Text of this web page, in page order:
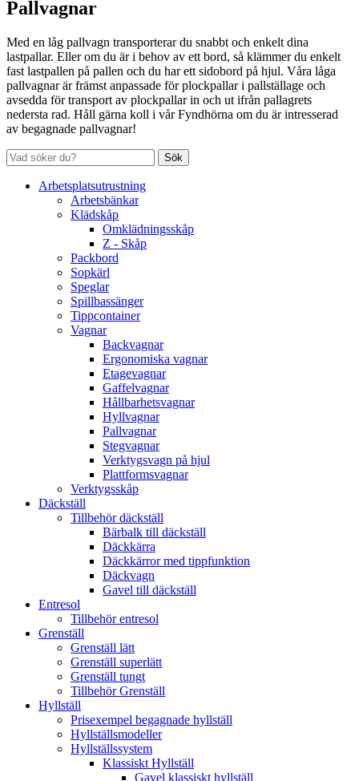
Pallvagnar
Med en låg pallvagn transporterar du snabbt och enkelt dina
lastpallar. Eller om du är i behov av ett bord, så klämmer du enkelt
fast lastpallen på pallen och du har ett sidobord på hjul. Våra låga
pallvagnar är främst anpassade för plockpallar i pallställage och
avsedda för transport av plockpallar in och ut ifrån pallagrets
nedersta rad. Håll gärna koll i vår Fyndhörna om du är intresserad
av begagnade pallvagnar!
Sök
Arbetsplatsutrustning
Arbetsbänkar
Klädskåp
Omklädningsskåp
Z - Skåp
Packbord
Sopkärl
Speglar
Spillbassänger
Tippcontainer
Vagnar
Backvagnar
Ergonomiska vagnar
Etagevagnar
Gaffelvagnar
Hållbarhetsvagnar
Hyllvagnar
Pallvagnar
Stegvagnar
Verktygsvagn på hjul
Plattformsvagnar
Verktygsskåp
Däckställ
Tillbehör däckställ
Bärbalk till däckställ
Däckkärra
Däckkärror med tippfunktion
Däckvagn
Gavel till däckställ
Entresol
Tillbehör entresol
Grenställ
Grenställ lätt
Grenställ superlätt
Grenställ tungt
Tillbehör Grenställ
Hyllställ
Prisexempel begagnade hyllställ
Hyllställsmodeller
Hyllställssystem
Klassiskt Hyllställ
Gavel klassiskt hyllställ